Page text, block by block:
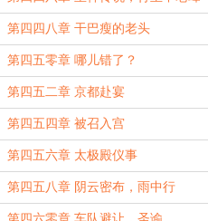
内
第四四八章 干巴瘦的老头
第四五零章 哪儿错了？
第四五二章 京都赴宴
第四五四章 被召入宫
第四五六章 太极殿仪事
第四五八章 阴云密布，雨中行